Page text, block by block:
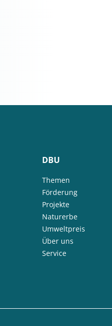
DBU
Themen
Förderung
Projekte
Naturerbe
Umweltpreis
Über uns
Service